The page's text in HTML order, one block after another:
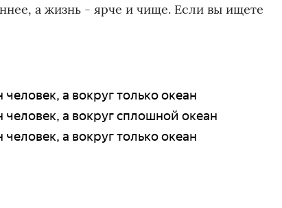
а жизнь - ярче и чище. Если вы ищете
а вокруг только океан
а вокруг сплошной океан
а вокруг только океан